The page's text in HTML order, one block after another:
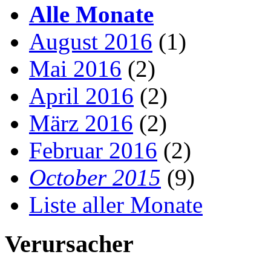
Alle Monate
August 2016 (1)
Mai 2016 (2)
April 2016 (2)
März 2016 (2)
Februar 2016 (2)
October 2015 (9)
Liste aller Monate
Verursacher